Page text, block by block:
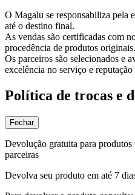
O Magalu se responsabiliza pela
até o destino final.
As vendas são certificadas com
procedência de produtos originais.
Os parceiros são selecionados e
excelência no serviço e
Política de trocas e
Fechar
Devolução gratuita para
parceiras
Devolva seu produto em até 7